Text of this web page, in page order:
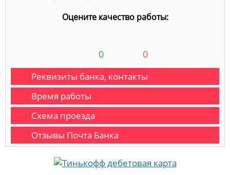
Оцените качество работы:
0 0
Реквизиты банка, контакты
Время работы
Схема проезда
Отзывы Почта Банка